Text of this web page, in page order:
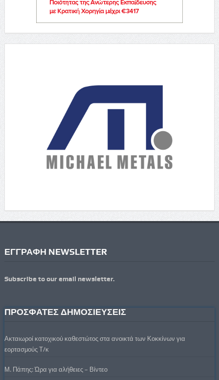
ΕΓΓΡΑΦΗ NEWSLETTER
Subscribe to our email newsletter.
ΠΡΟΣΦΑΤΕΣ ΔΗΜΟΣΙΕΥΣΕΙΣ
Ακταιωροί κατοχικού καθεστώτος στα ανοικτά των Κοκκίνων για
εορτασμούς Τ/κ
Μ. Πάπης: Ώρα για αλήθειες – Βίντεο